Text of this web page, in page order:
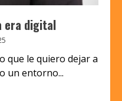
era digital
que le quiero dejar a
un entorno...